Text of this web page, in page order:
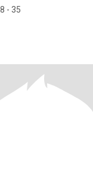
- 35